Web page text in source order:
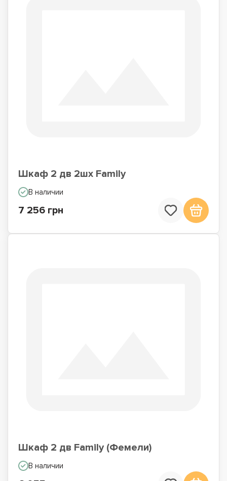
Шкаф 2 дв 2шх Family
В наличии
7 256 грн
Шкаф 2 дв Family (Фемели)
В наличии